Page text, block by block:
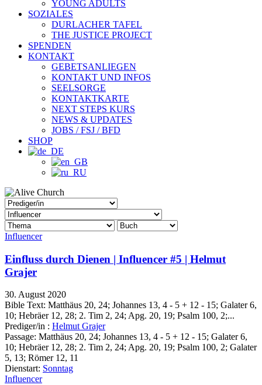
YOUNG ADULTS
SOZIALES
DURLACHER TAFEL
THE JUSTICE PROJECT
SPENDEN
KONTAKT
GEBETSANLIEGEN
KONTAKT UND INFOS
SEELSORGE
KONTAKTKARTE
NEXT STEPS KURS
NEWS & UPDATES
JOBS / FSJ / BFD
SHOP
Influencer
Einfluss durch Dienen | Influencer #5 | Helmut
Grajer
30. August 2020
Bible Text: Matthäus 20, 24; Johannes 13, 4 - 5 + 12 - 15; Galater 6,
10; Hebräer 12, 28; 2. Tim 2, 24; Apg. 20, 19; Psalm 100, 2;...
Prediger/in : Helmut Grajer
Passage: Matthäus 20, 24; Johannes 13, 4 - 5 + 12 - 15; Galater 6,
10; Hebräer 12, 28; 2. Tim 2, 24; Apg. 20, 19; Psalm 100, 2; Galater
5, 13; Römer 12, 11
Dienstart: Sonntag
Influencer